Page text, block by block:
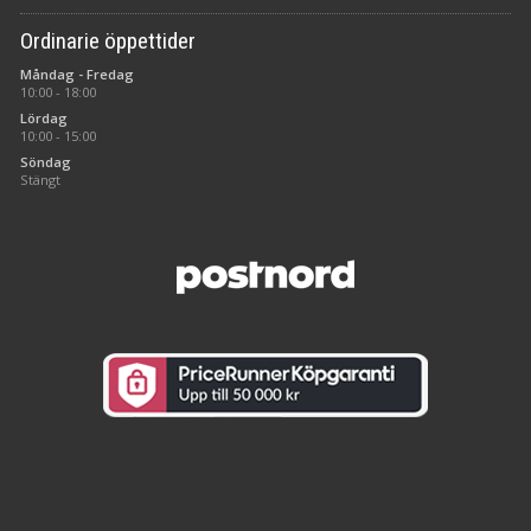
Ordinarie öppettider
Måndag - Fredag
10:00 - 18:00
Lördag
10:00 - 15:00
Söndag
Stängt